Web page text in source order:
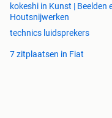
kokeshi in Kunst | Beelden
Houtsnijwerken
technics luidsprekers
7 zitplaatsen in Fiat